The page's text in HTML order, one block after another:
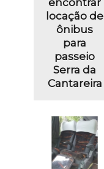
locação de
ônibus
para
passeio
Serra da
Cantareira